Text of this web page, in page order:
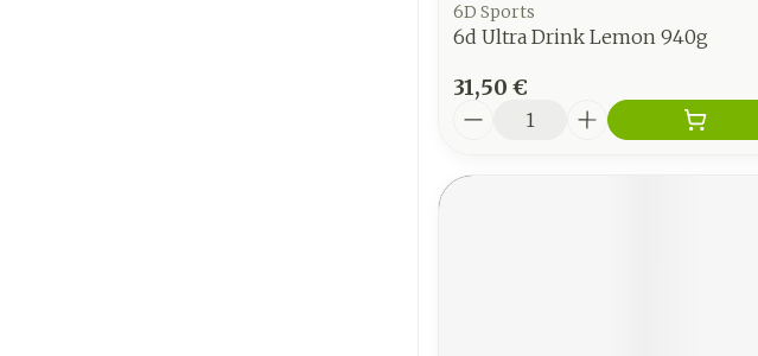
6D Sports
6d Ultra Drink Lemon 940g
31,50 €
Quantité